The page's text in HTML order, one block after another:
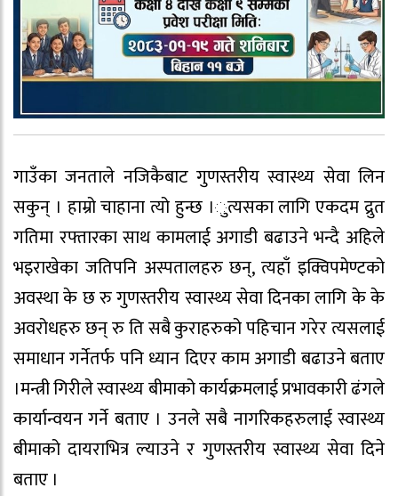
गाउँका जनताले नजिकैबाट गुणस्तरीय स्वास्थ्य सेवा लिन
सकुन् । हाम्रो चाहाना त्यो हुन्छ ।ुत्यसका लागि एकदम द्रुत
गतिमा रफ्तारका साथ कामलाई अगाडी बढाउने भन्दै अहिले
भइराखेका जतिपनि अस्पतालहरु छन्, त्यहाँ इक्विपमेण्टको
अवस्था के छ रु गुणस्तरीय स्वास्थ्य सेवा दिनका लागि के के
अवरोधहरु छन् रु ति सबै कुराहरुको पहिचान गरेर त्यसलाई
समाधान गर्नेतर्फ पनि ध्यान दिएर काम अगाडी बढाउने बताए
।मन्त्री गिरीले स्वास्थ्य बीमाको कार्यक्रमलाई प्रभावकारी ढंगले
कार्यान्वयन गर्ने बताए । उनले सबै नागरिकहरुलाई स्वास्थ्य
बीमाको दायराभित्र ल्याउने र गुणस्तरीय स्वास्थ्य सेवा दिने
बताए ।